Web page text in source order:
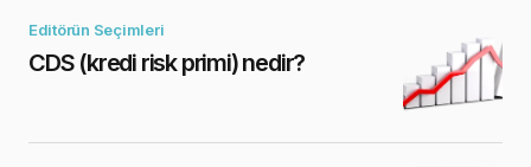
Editörün Seçimleri
CDS (kredi risk primi) nedir?